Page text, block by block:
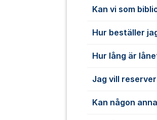
Kan vi som
Hur beställer
Hur lång är
Jag vill
Kan någon